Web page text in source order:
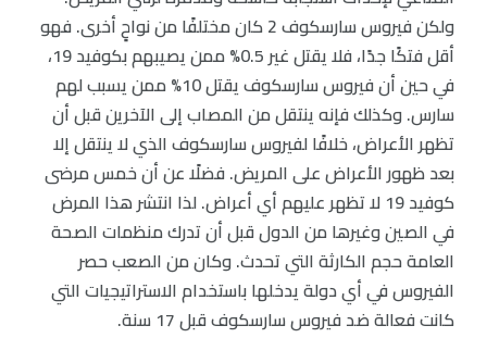
ولكن فيروس سارسكوف 2 كان مختلفًا من نواحٍ أخرى. فهو
أقل فتكًا جدًا، فلا يقتل غير 0.5% ممن يصيبهم بكوفيد 19،
في حين أن فيروس سارسكوف يقتل 10% ممن يسبب لهم
سارس. وكذلك فإنه ينتقل من المصاب إلى الآخرين قبل أن
تظهر الأعراض، خلافًا لفيروس سارسكوف الذي لا ينتقل إلا
بعد ظهور الأعراض على المريض. فضلًا عن أن خمس مرضى
كوفيد 19 لا تظهر عليهم أي أعراض. لذا انتشر هذا المرض
في الصين وغيرها من الدول قبل أن تدرك منظمات الصحة
العامة حجم الكارثة التي تحدث. وكان من الصعب حصر
الفيروس في أي دولة يدخلها باستخدام الاستراتيجيات التي
كانت فعالة ضد فيروس سارسكوف قبل 17 سنة.